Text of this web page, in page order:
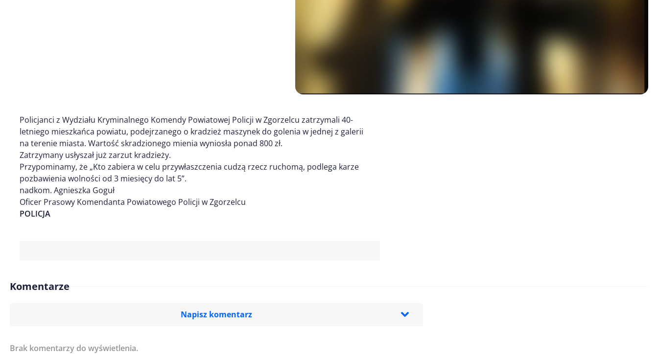
Policjanci z Wydziału Kryminalnego Komendy Powiatowej Policji w Zgorzelcu zatrzymali 40-
letniego mieszkańca powiatu, podejrzanego o kradzież maszynek do golenia w jednej z galerii
na terenie miasta. Wartość skradzionego mienia wyniosła ponad 800 zł.
Zatrzymany usłyszał już zarzut kradzieży.
Przypominamy, że „Kto zabiera w celu przywłaszczenia cudzą rzecz ruchomą, podlega karze
pozbawienia wolności od 3 miesięcy do lat 5”.
nadkom. Agnieszka Goguł
Oficer Prasowy Komendanta Powiatowego Policji w Zgorzelcu
POLICJA
Komentarze
Napisz komentarz
Imię/ Nick*
Brak komentarzy do wyświetlenia.